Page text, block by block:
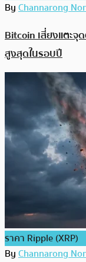
ByChannarong
Bitcoin เสี่ยงแตะ
สูงสุดในรอบปี
ราคา Ripple (XRP)
ByChannarong